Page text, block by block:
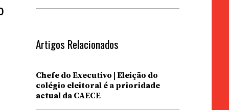
Artigos Relacionados
Chefe do Executivo | Eleição do
colégio eleitoral é a prioridade
actual da CAECE